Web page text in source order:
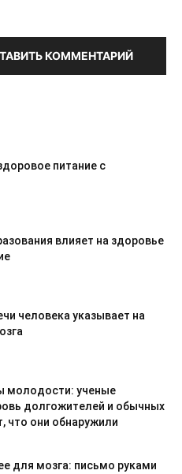
КОММЕНТАРИЙ
питание с
влияет на здоровье
человека указывает на
молодости: ученые
долгожителей и обычных
что они обнаружили
для мозга: письмо руками